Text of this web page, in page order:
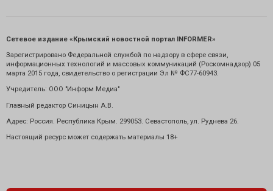
Сетевое издание «Крымский новостной портал INFORMER»
Зарегистрировано Федеральной службой по надзору в сфере связи,
информационных технологий и массовых коммуникаций (Роскомнадзор) 05
марта 2015 года, свидетельство о регистрации Эл № ФС77-60943.
Учредитель: ООО "Информ Медиа"
Главный редактор Синицын А.В.
Адрес: Россия. Республика Крым. 299053. Севастополь, ул. Руднева 26.
Настоящий ресурс может содержать материалы 18+